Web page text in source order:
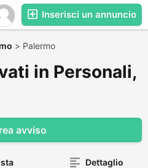
Inserisci un annuncio
> Palermo
in Personali,
avviso
Dettaglio